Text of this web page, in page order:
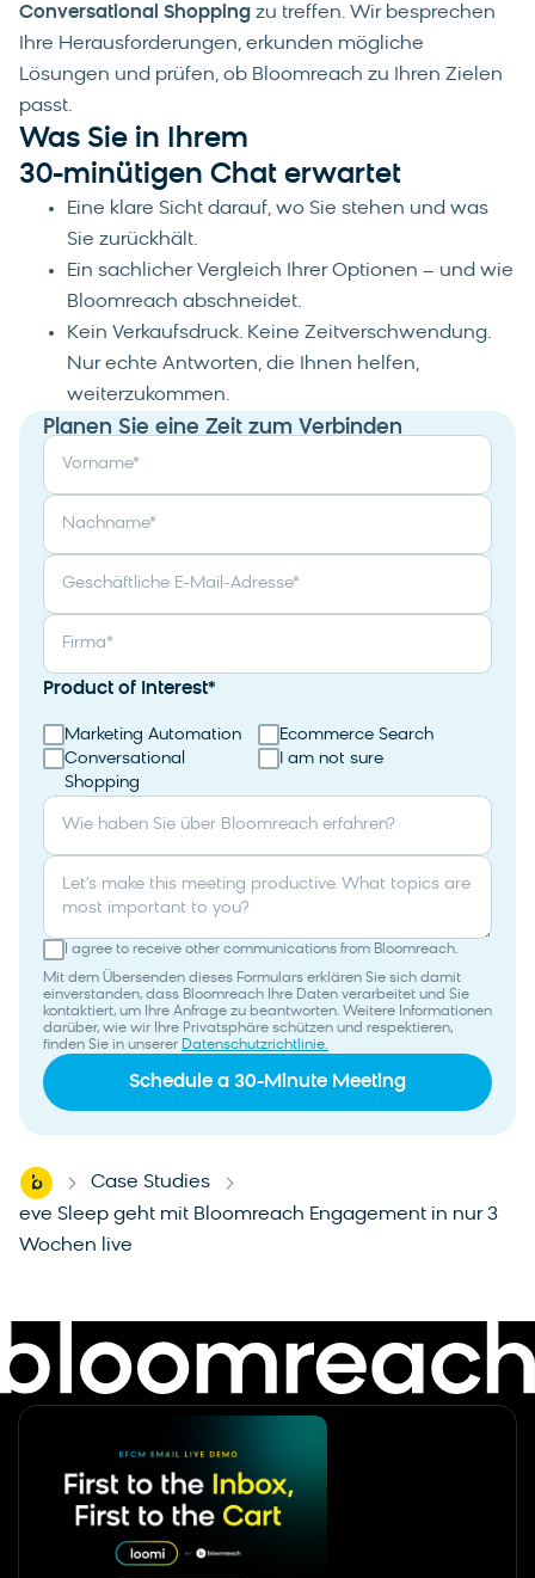
Conversational Shopping zu treffen. Wir besprechen
Ihre Herausforderungen, erkunden mögliche
Lösungen und prüfen, ob Bloomreach zu Ihren Zielen
passt.
Was Sie in Ihrem
30-minütigen Chat erwartet
Eine klare Sicht darauf, wo Sie stehen und was
Sie zurückhält.
Ein sachlicher Vergleich Ihrer Optionen – und wie
Bloomreach abschneidet.
Kein Verkaufsdruck. Keine Zeitverschwendung.
Nur echte Antworten, die Ihnen helfen,
weiterzukommen.
Planen Sie eine Zeit zum Verbinden
Vorname*
Nachname*
Geschäftliche E-Mail-Adresse*
Firma*
Product of Interest*
Marketing Automation
Ecommerce Search
Conversational
Shopping
I am not sure
Wie haben Sie über Bloomreach erfahren?
Let's make this meeting productive. What topics are
most important to you?
I agree to receive other communications from Bloomreach.
Mit dem Übersenden dieses Formulars erklären Sie sich damit
einverstanden, dass Bloomreach Ihre Daten verarbeitet und Sie
kontaktiert, um Ihre Anfrage zu beantworten. Weitere Informationen
darüber, wie wir Ihre Privatsphäre schützen und respektieren,
finden Sie in unserer Datenschutzrichtlinie.
Home Case Studies
eve Sleep geht mit Bloomreach Engagement in nur 3
Wochen live